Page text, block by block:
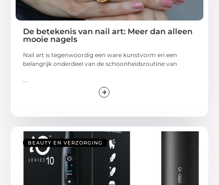
De betekenis van nail art: Meer dan alleen
mooie nagels
Nail art is tegenwoordig een ware kunstvorm en een
belangrijk onderdeel van de schoonheidsroutine van
BEAUTY EN VERZORGING